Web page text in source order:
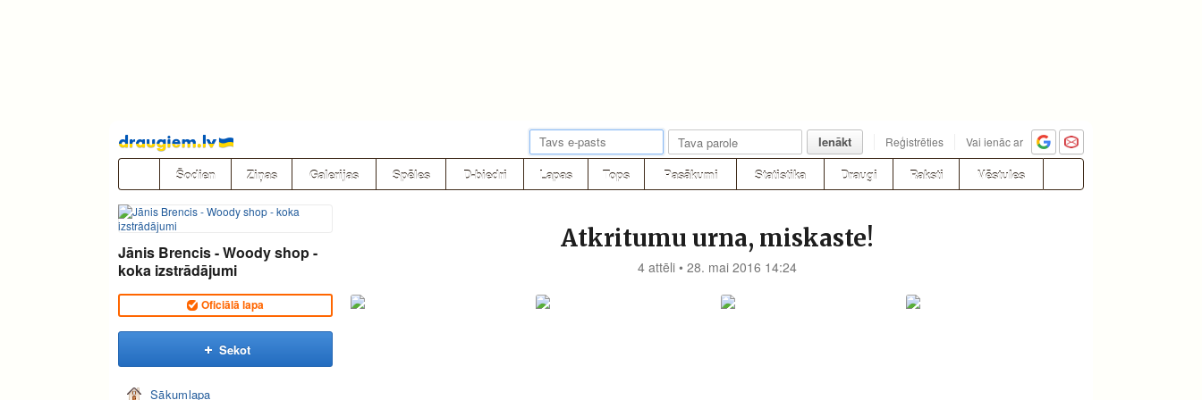
Pāriet
uz
saturu
Ienākt Reģistrēties Vai ienāc ar
Šodien Ziņas Galerijas Spēles D-biedri Lapas Tops Pasākumi Statistika Draugi Raksti Vēstules
Jānis Brencis - Woody shop -
koka izstrādājumi
Oficiālā lapa
Sekot
Sākumlapa
Atkritumu urna, miskaste!
4 attēli • 28. mai 2016 14:24